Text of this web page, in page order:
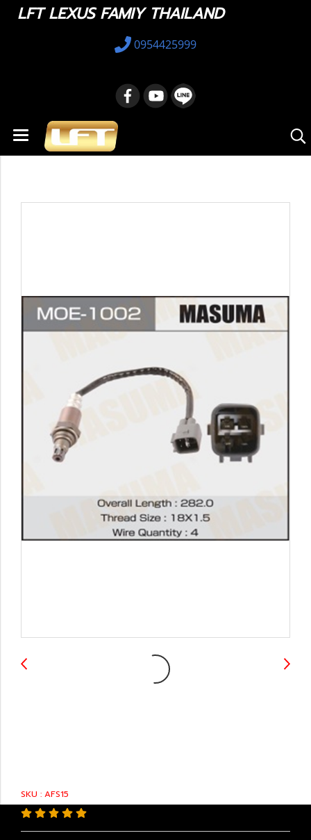
LFT LEXUS FAMIY THAILAND
0954425999
SKU : AFS15